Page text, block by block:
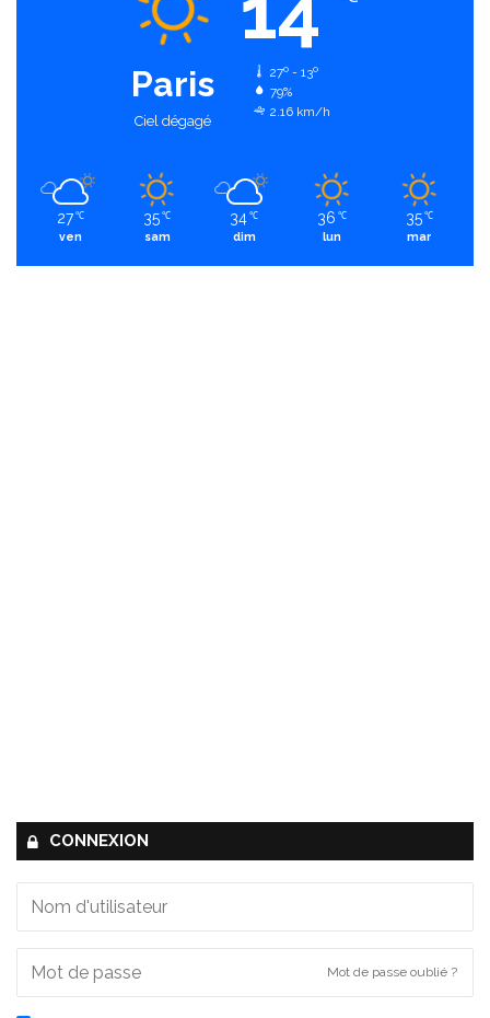
Paris
Ciel dégagé
27º - 13º
79%
2.16 km/h
27 ℃
ven
35 ℃
sam
34 ℃
dim
36 ℃
lun
35 ℃
mar
CONNEXION
Mot de passe oublié ?